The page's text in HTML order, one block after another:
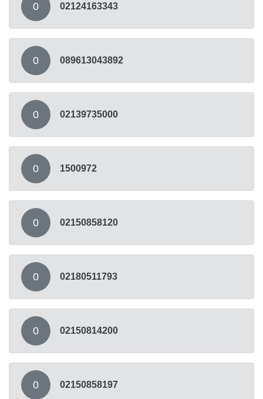
0 02124163343
0 089613043892
0 02139735000
0 1500972
0 02150858120
0 02180511793
0 02150814200
0 02150858197